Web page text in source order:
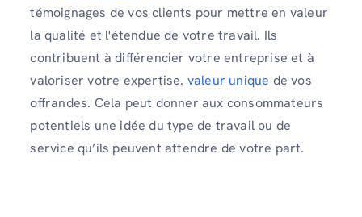
témoignages de vos clients pour mettre en valeur
la qualité et l'étendue de votre travail. Ils
contribuent à différencier votre entreprise et à
valoriser votre expertise. valeur unique de vos
offrandes. Cela peut donner aux consommateurs
potentiels une idée du type de travail ou de
service qu’ils peuvent attendre de votre part.